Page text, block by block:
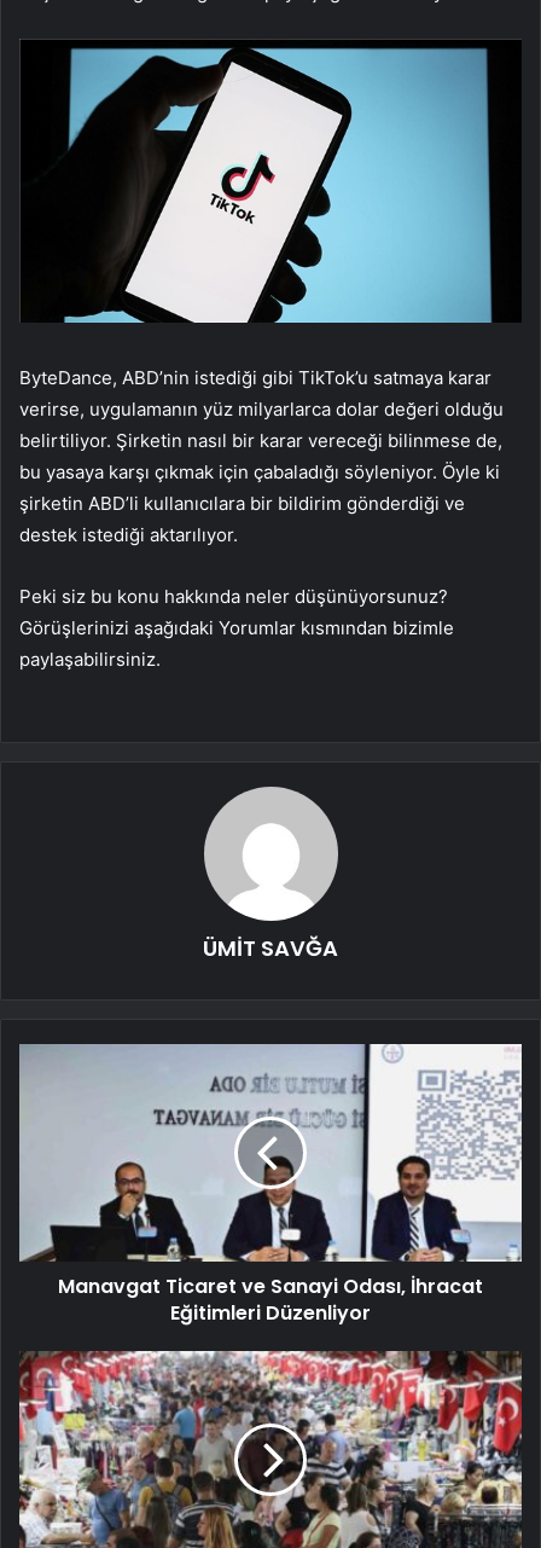
ByteDance, ABD’nin istediği gibi TikTok’u satmaya karar
verirse, uygulamanın yüz milyarlarca dolar değeri olduğu
belirtiliyor. Şirketin nasıl bir karar vereceği bilinmese de,
bu yasaya karşı çıkmak için çabaladığı söyleniyor. Öyle ki
şirketin ABD’li kullanıcılara bir bildirim gönderdiği ve
destek istediği aktarılıyor.
Peki siz bu konu hakkında neler düşünüyorsunuz?
Görüşlerinizi aşağıdaki Yorumlar kısmından bizimle
paylaşabilirsiniz.
ÜMİT SAVĞA
Manavgat Ticaret ve Sanayi Odası, İhracat
Eğitimleri Düzenliyor